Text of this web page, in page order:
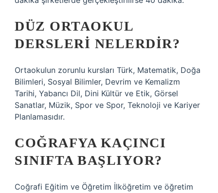
DÜZ ORTAOKUL
DERSLERI NELERDIR?
Ortaokulun zorunlu kursları Türk, Matematik, Doğa
Bilimleri, Sosyal Bilimler, Devrim ve Kemalizm
Tarihi, Yabancı Dil, Dini Kültür ve Etik, Görsel
Sanatlar, Müzik, Spor ve Spor, Teknoloji ve Kariyer
Planlamasıdır.
COĞRAFYA KAÇINCI
SINIFTA BAŞLIYOR?
Coğrafi Eğitim ve Öğretim İlköğretim ve öğretim